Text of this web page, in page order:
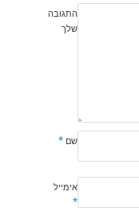
התגובה
שלך
שם*
אימייל
*